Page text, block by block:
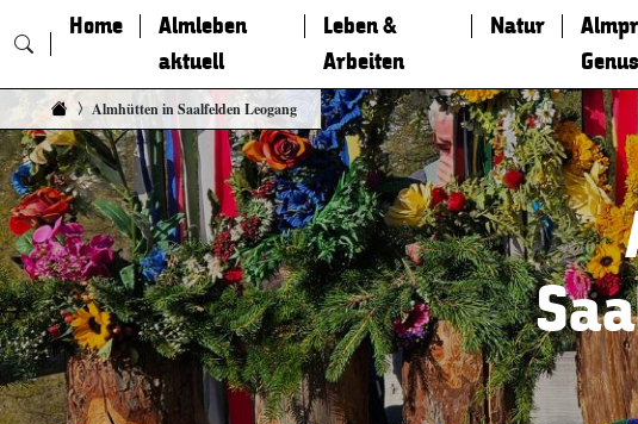
Zum Inhalt springen
Home
Almleben
aktuell
Leben &
Arbeiten
Natur
Almhütten in Saalfelden Leogang